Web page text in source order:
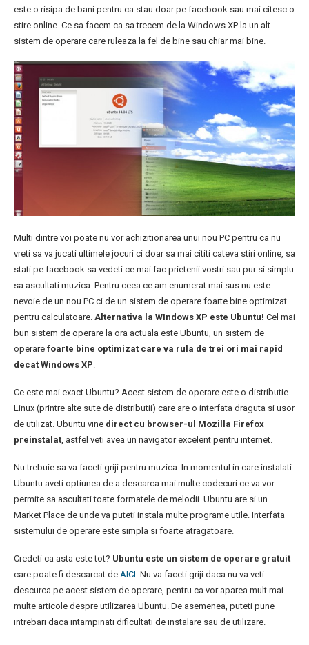
este o risipa de bani pentru ca stau doar pe facebook sau mai citesc o
stire online. Ce sa facem ca sa trecem de la Windows XP la un alt
sistem de operare care ruleaza la fel de bine sau chiar mai bine.
Multi dintre voi poate nu vor achizitionarea unui nou PC pentru ca nu
vreti sa va jucati ultimele jocuri ci doar sa mai cititi cateva stiri online, sa
stati pe facebook sa vedeti ce mai fac prietenii vostri sau pur si simplu
sa ascultati muzica. Pentru ceea ce am enumerat mai sus nu este
nevoie de un nou PC ci de un sistem de operare foarte bine optimizat
pentru calculatoare. Alternativa la WIndows XP este Ubuntu! Cel mai
bun sistem de operare la ora actuala este Ubuntu, un sistem de
operare foarte bine optimizat care va rula de trei ori mai rapid
decat Windows XP
Ce este mai exact Ubuntu? Acest sistem de operare este o distributie
Linux (printre alte sute de distributii) care are o interfata draguta si usor
de utilizat. Ubuntu vine direct cu browser-ul Mozilla Firefox
preinstalat , astfel veti avea un navigator excelent pentru internet.
Nu trebuie sa va faceti griji pentru muzica. In momentul in care instalati
Ubuntu aveti optiunea de a descarca mai multe codecuri ce va vor
permite sa ascultati toate formatele de melodii. Ubuntu are si un
Market Place de unde va puteti instala multe programe utile. Interfata
sistemului de operare este simpla si foarte atragatoare.
Credeti ca asta este tot? Ubuntu este un sistem de operare gratuit
care poate fi descarcat de AICI. Nu va faceti griji daca nu va veti
descurca pe acest sistem de operare, pentru ca vor aparea mult mai
multe articole despre utilizarea Ubuntu. De asemenea, puteti pune
intrebari daca intampinati dificultati de instalare sau de utilizare.